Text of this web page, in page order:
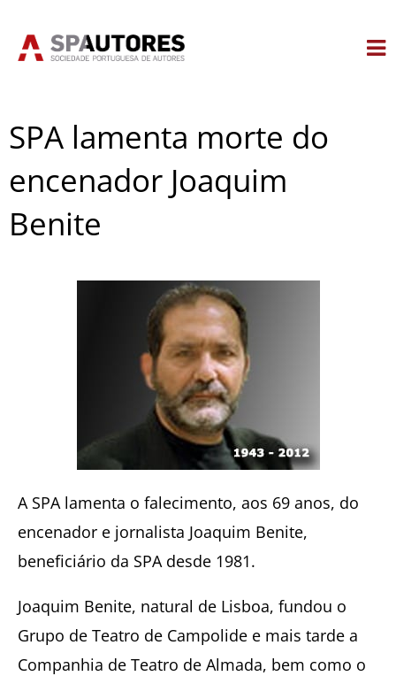
SPA lamenta morte do
encenador Joaquim
Benite
A SPA lamenta o falecimento, aos 69 anos, do
encenador e jornalista Joaquim Benite,
beneficiário da SPA desde 1981.
Joaquim Benite, natural de Lisboa, fundou o
Grupo de Teatro de Campolide e mais tarde a
Companhia de Teatro de Almada, bem como o